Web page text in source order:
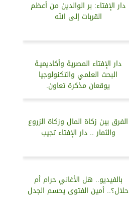
دار الإفتاء: بر الوالدين من أعظم
القربات إلى الله
دار الإفتاء المصرية وأكاديميـة
البحث العلمي والتكنولوجيا
يوقعان مذكرة تعاون.
الفرق بين زكاة المال وزكاة الزروع
والثمار .. دار الإفتاء تجيب
بالفيديو.. هل الأغاني حرام أم
حلال؟.. أمين الفتوى يحسم الجدل